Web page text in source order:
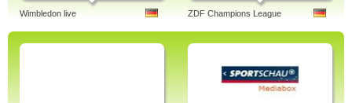
Wimbledon live ZDF Champions League